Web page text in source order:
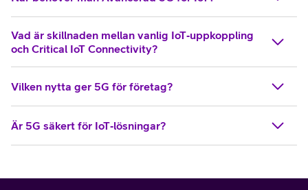
Vad är skillnaden mellan vanlig IoT‑uppkoppling
och Critical IoT Connectivity?
Vilken nytta ger 5G för företag?​
Är 5G säkert för IoT‑lösningar?​